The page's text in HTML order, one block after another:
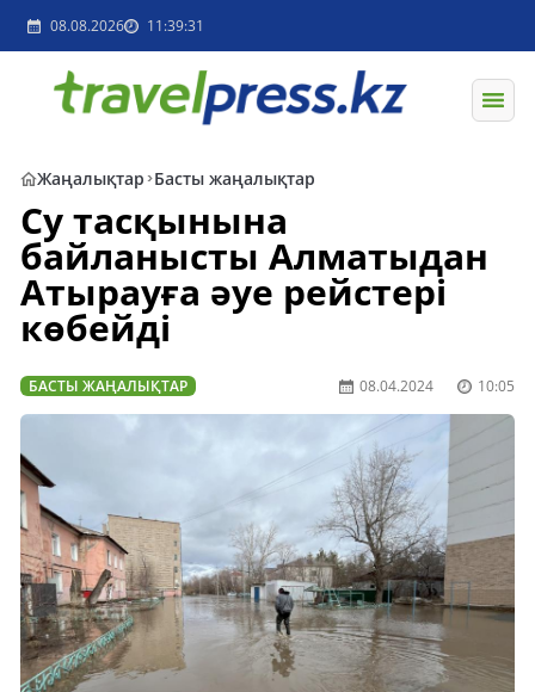
08.08.2026 11:39:31
Жаңалықтар Басты жаңалықтар
Су тасқынына
байланысты Алматыдан
Атырауға әуе рейстері
көбейді
БАСТЫ ЖАҢАЛЫҚТАР 08.04.2024 10:05